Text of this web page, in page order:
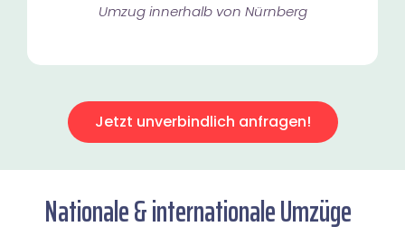
Umzug innerhalb von Nürnberg​
Jetzt unverbindlich anfragen!
Nationale & internationale Umzüge